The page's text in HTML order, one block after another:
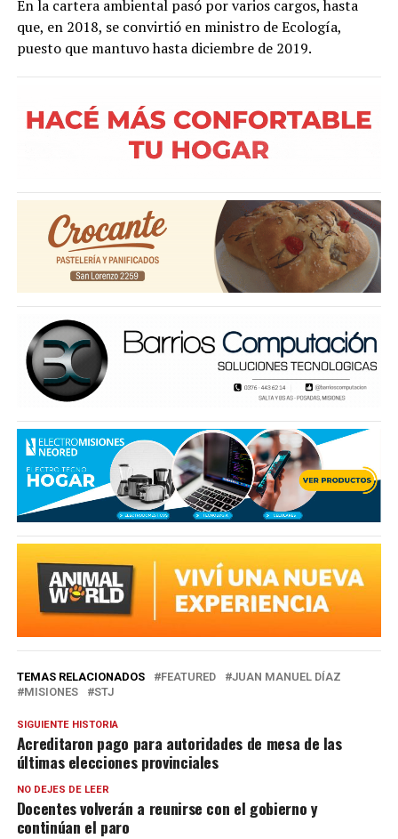
En la cartera ambiental pasó por varios cargos, hasta
que, en 2018, se convirtió en ministro de Ecología,
puesto que mantuvo hasta diciembre de 2019.
TEMAS RELACIONADOS FEATURED
JUAN MANUEL DÍAZ
MISIONES
STJ
SIGUIENTE HISTORIA
Acreditaron pago para autoridades de mesa de las
últimas elecciones provinciales
NO DEJES DE LEER
Docentes volverán a reunirse con el gobierno y
continúan el paro